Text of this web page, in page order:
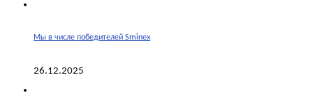
Мы в числе победителей Sminex
26.12.2025